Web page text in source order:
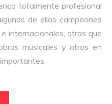
totalmente profesional
de ellos campeones
internacionales, otros que
musicales y otros en